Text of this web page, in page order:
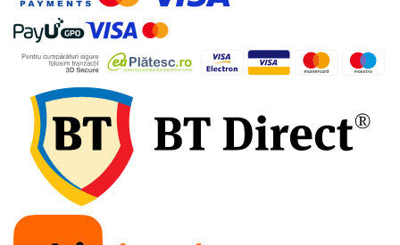
Uscatoare pentru maini
Echipamente pentru irigatii
Kit irigare gazon
Kit irigare gradina
Teava pentru irigatii
Fitinguri pentru irigatii
Robinete
Filtre pentru irigatii
Banda de picurare